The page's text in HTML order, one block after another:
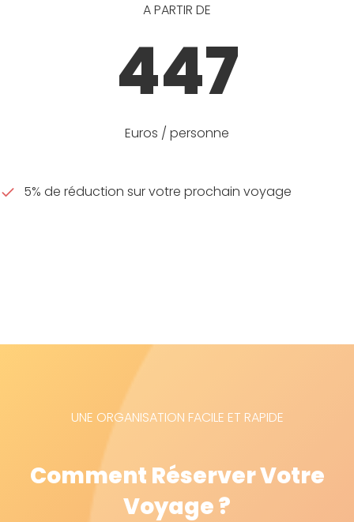
A PARTIR DE
447
Euros / personne
5% de réduction sur votre prochain voyage
UNE ORGANISATION FACILE ET RAPIDE
Comment Réserver Votre
Voyage ?